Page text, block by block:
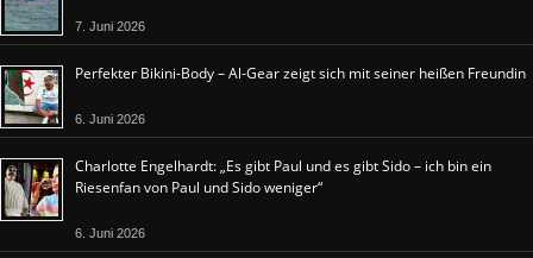
7. Juni 2026
Perfekter Bikini-Body – Al-Gear zeigt sich mit seiner heißen Freundin
6. Juni 2026
Charlotte Engelhardt: „Es gibt Paul und es gibt Sido – ich bin ein
Riesenfan von Paul und Sido weniger“
6. Juni 2026